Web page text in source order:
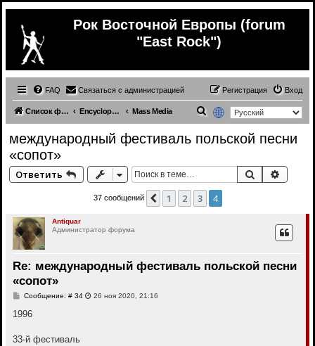
Рок Восточной Европы (forum
"East Rock")
FAQ Связаться с администрацией Вход
Регистрация
Список форумов Encyclopedia | Энциклопедия Mass Media
и
международный фестиваль польской песни
«сопот»
Ответить Поиск
37 сообщений Пред.
1 2 3 4
Antiquar
Администратор форума
Re: международный фестиваль польской песни
«сопот»
Сообщение: # 34С 26 ноя 2020, 21:16
1996
33-й фестиваль